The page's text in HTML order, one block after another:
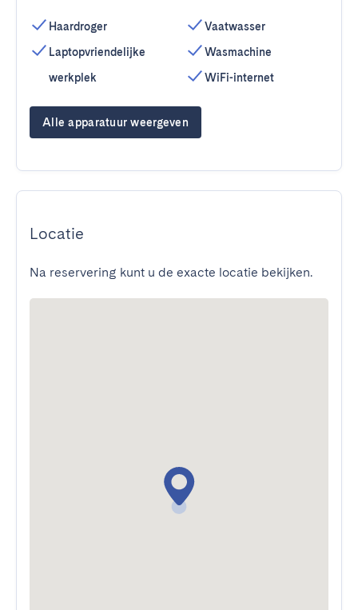
Haardroger
Laptopvriendelijke
werkplek
Vaatwasser
Wasmachine
WiFi-internet
Alle apparatuur weergeven
Locatie
Na reservering kunt u de exacte locatie bekijken.